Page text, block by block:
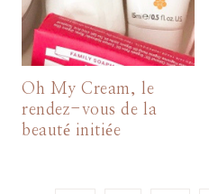
Oh My Cream, le
rendez-vous de la
beauté initiée